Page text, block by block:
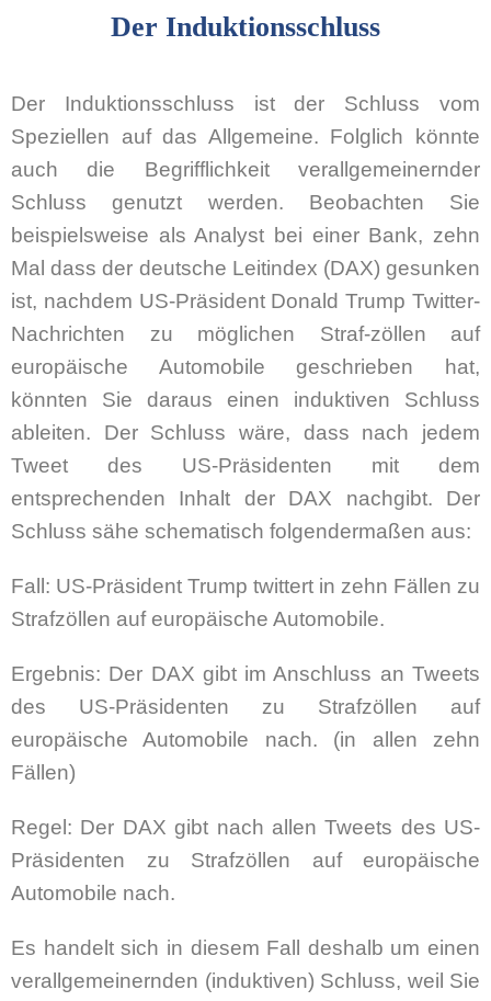
Der Induktionsschluss
Der Induktionsschluss ist der Schluss vom
Speziellen auf das Allgemeine. Folglich könnte
auch die Begrifflichkeit verallgemeinernder
Schluss genutzt werden. Beobachten Sie
beispielsweise als Analyst bei einer Bank, zehn
Mal dass der deutsche Leitindex (DAX) gesunken
ist, nachdem US-Präsident Donald Trump Twitter-
Nachrichten zu möglichen Straf-zöllen auf
europäische Automobile geschrieben hat,
könnten Sie daraus einen induktiven Schluss
ableiten. Der Schluss wäre, dass nach jedem
Tweet des US-Präsidenten mit dem
entsprechenden Inhalt der DAX nachgibt. Der
Schluss sähe schematisch folgendermaßen aus:
Fall: US-Präsident Trump twittert in zehn Fällen zu
Strafzöllen auf europäische Automobile.
Ergebnis: Der DAX gibt im Anschluss an Tweets
des US-Präsidenten zu Strafzöllen auf
europäische Automobile nach. (in allen zehn
Fällen)
Regel: Der DAX gibt nach allen Tweets des US-
Präsidenten zu Strafzöllen auf europäische
Automobile nach.
Es handelt sich in diesem Fall deshalb um einen
verallgemeinernden (induktiven) Schluss, weil Sie